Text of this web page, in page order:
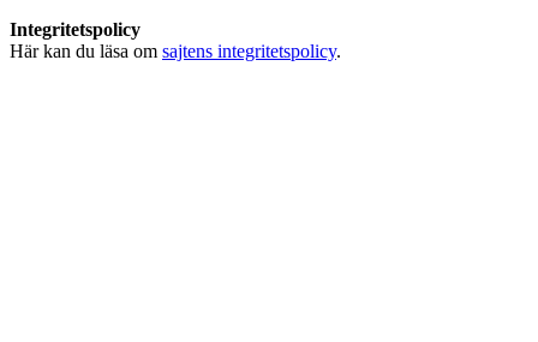
Integritetspolicy
Här kan du läsa om sajtens integritetspolicy.